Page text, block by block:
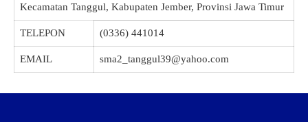
Kecamatan Tanggul, Kabupaten Jember, Provinsi Jawa Timur
TELEPON (0336) 441014
EMAIL sma2_tanggul39@yahoo.com